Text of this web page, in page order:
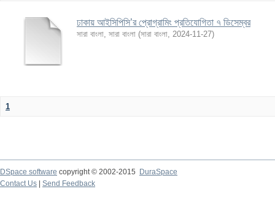
ঢাকায় আইসিপিসি’র প্রোগ্রামিং প্রতিযোগিতা ৭ ডিসেম্বর
সারা বাংলা, সারা বাংলা (সারা বাংলা, 2024-11-27)
1
DSpace software copyright © 2002-2015
DuraSpace
Contact Us
Send Feedback